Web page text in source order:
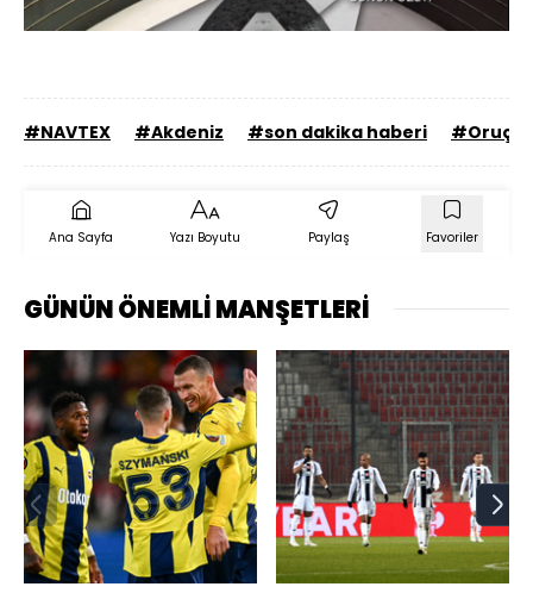
Sesi
Aç
Oynatma
Hızı
#NAVTEX #Akdeniz #son dakika haberi #Oruç
Ana Sayfa Yazı Boyutu Paylaş Favoriler
GÜNÜN ÖNEMLİ MANŞETLERİ